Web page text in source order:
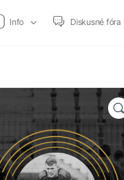
Info Diskusné fóra